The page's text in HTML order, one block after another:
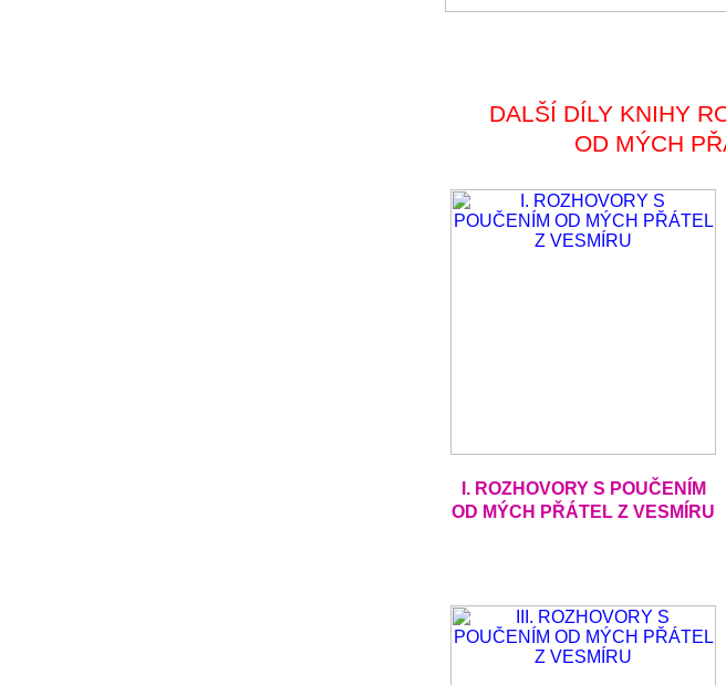
DALŠÍ DÍLY KNIHY
OD MÝCH
I. ROZHOVORY S POUČENÍM
OD MÝCH PŘÁTEL Z VESMÍRU